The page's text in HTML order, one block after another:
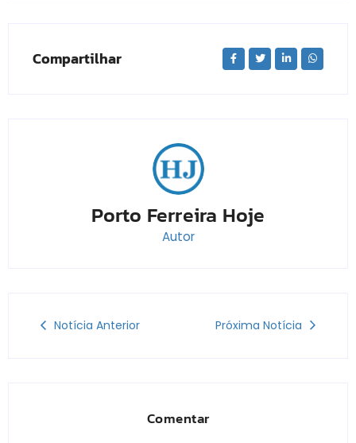
Compartilhar
Porto Ferreira Hoje
Autor
Notícia Anterior Próxima Notícia
Comentar